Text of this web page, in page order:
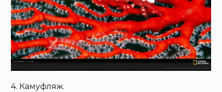
4. Камуфляж.